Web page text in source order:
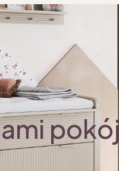
pokój